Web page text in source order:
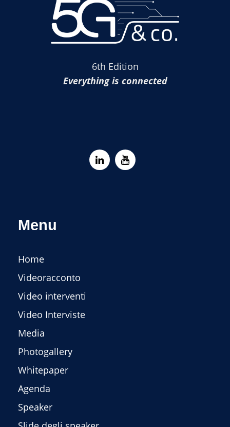
6th Edition
Everything is connected
Menu
Home
Videoracconto
Video interventi
Video Interviste
Media
Photogallery
Whitepaper
Agenda
Speaker